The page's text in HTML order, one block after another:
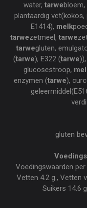
water, tarwebloem,
plantaardig
E1414), melk
tarwezetmeel, tarwe
tarwegluten,
(tarwe), E322 (tarwe
glucosestroop,
enzymen (tarwe),
gluten
Voedingswaarden per
Vetten 4.2 g., Vetten
Suikers 14.6